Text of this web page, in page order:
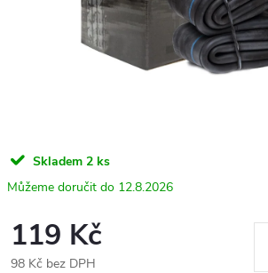
Skladem 2 ks
12.8.2026
119 Kč
98 Kč bez DPH